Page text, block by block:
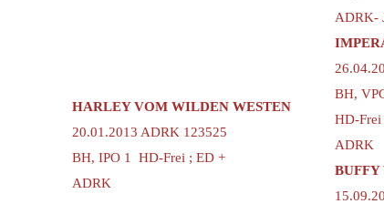
ADRK-
HARLEY VOM WILDEN WESTEN
20.01.2013 ADRK 123525
BH, IPO 1 HD-Frei ; ED +
ADRK
BH,
HD-Frei
ADRK